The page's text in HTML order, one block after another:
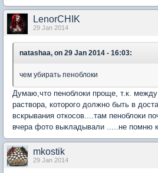
LenorCHIK
29 Jan 2014
natashaa, on 29 Jan 2014 - 16:03:
чем убирать пеноблоки
Думаю,что пеноблоки проще, т.к.
раствора, которого должно быть в
вскрывания откосов....там пеноблоки
вчера фото выкладывали .....не помню
mkostik
29 Jan 2014